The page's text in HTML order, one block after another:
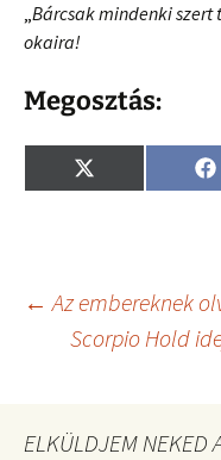
„Bárcsak mindenki szert
okaira!
Megosztás:
Share
on
X
(
e
r
)
F
o
← Az embereknek
Scorpio Hold
ELKÜLDJEM NEKED